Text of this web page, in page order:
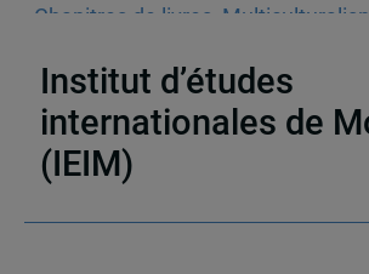
Chapitres de livres
Institut d’études
internationales de
(IEIM)